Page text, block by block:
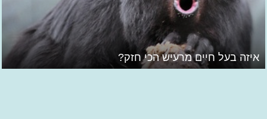
איזה בעל חיים מרעיש הכי חזק?